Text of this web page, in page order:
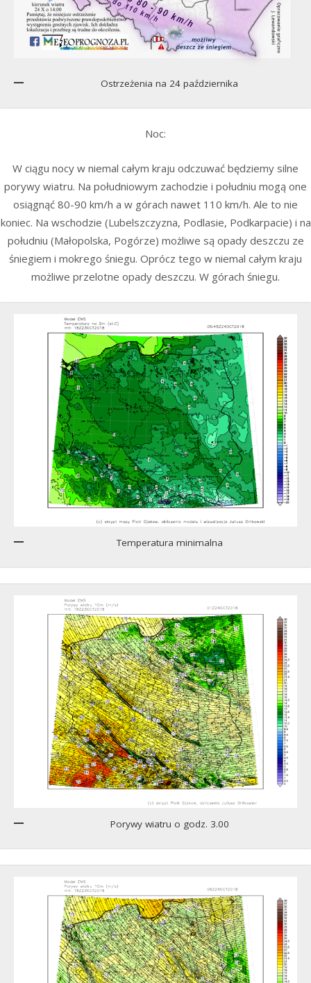
Ostrzeżenia na 24 października
Noc:
W ciągu nocy w niemal całym kraju odczuwać będziemy silne
porywy wiatru. Na południowym zachodzie i południu mogą one
osiągnąć 80-90 km/h a w górach nawet 110 km/h. Ale to nie
koniec. Na wschodzie (Lubelszczyzna, Podlasie, Podkarpacie) i na
południu (Małopolska, Pogórze) możliwe są opady deszczu ze
śniegiem i mokrego śniegu. Oprócz tego w niemal całym kraju
możliwe przelotne opady deszczu. W górach śniegu.
Temperatura minimalna
Porywy wiatru o godz. 3.00